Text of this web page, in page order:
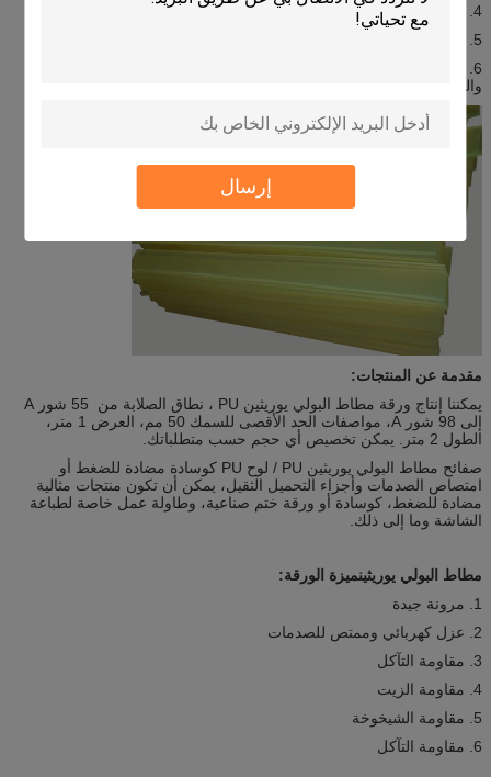
إرسال
4. وسادة ختم صناعية، مكشطة طباعة الشاشة
5. طاولة عمل معدات الآلات العامة وما إلى ذلك
والسيارات وصناعة البناء
مقدمة عن المنتجات:
يمكننا إنتاج ورقة مطاط البولي يوريثين PU ، نطاق الصلابة من 55 شور A
إلى 98 شور A، مواصفات الحد الأقصى للسمك 50 مم، العرض 1 متر،
الطول 2 متر. يمكن تخصيص أي حجم حسب متطلباتك.
صفائح مطاط البولي يوريثين PU / لوح PU كوسادة مضادة للضغط أو
امتصاص الصدمات وأجزاء التحميل الثقيل، يمكن أن تكون منتجات مثالية
مضادة للضغط، كوسادة أو ورقة ختم صناعية، وطاولة عمل خاصة لطباعة
الشاشة وما إلى ذلك.
مطاط البولي يوريثينميزة الورقة:
1. مرونة جيدة
2. عزل كهربائي وممتص للصدمات
3. مقاومة التآكل
4. مقاومة الزيت
5. مقاومة الشيخوخة
6. مقاومة التآكل